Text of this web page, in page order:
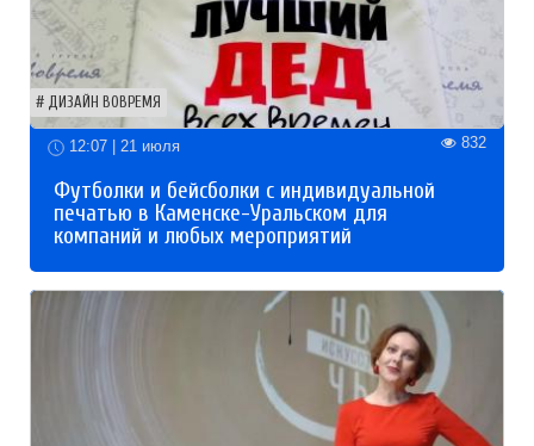
ДИЗАЙН ВОВРЕМЯ
12:07 | 21 июля 832
Футболки и бейсболки с индивидуальной
печатью в Каменске-Уральском для
компаний и любых мероприятий